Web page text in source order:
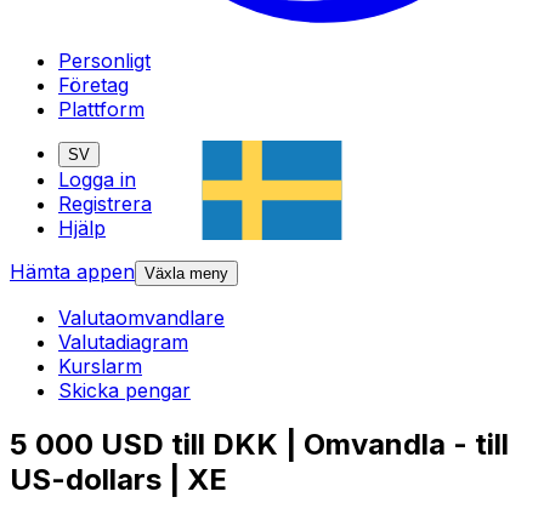
Personligt
Företag
Plattform
SV
Logga in
Registrera
Hjälp
Hämta appen Växla meny
Valutaomvandlare
Valutadiagram
Kurslarm
Skicka pengar
5 000 USD till DKK | Omvandla - till
US-dollars | XE